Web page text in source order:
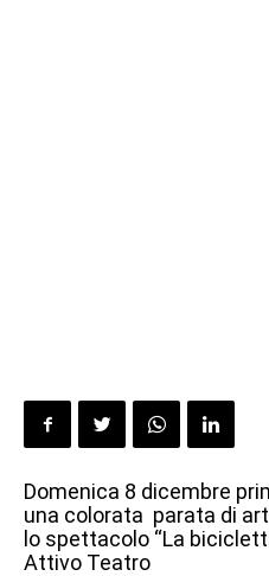
Domenica 8 dicembre
una colorata parata di
lo spettacolo “La
Attivo Teatro